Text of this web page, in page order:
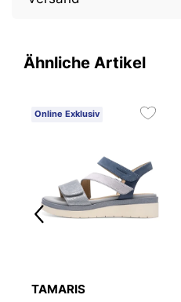
Ähnliche Artikel
Online Exklusiv
TAMARIS